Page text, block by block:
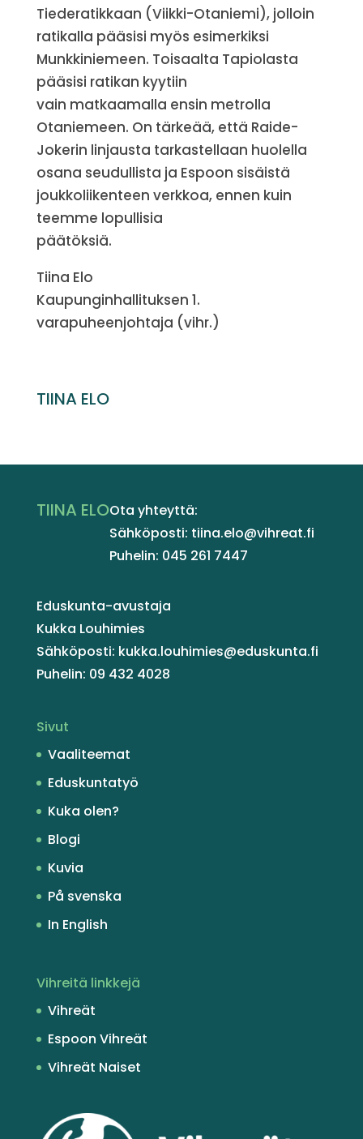
Tiederatikkaan (Viikki-Otaniemi), jolloin
ratikalla pääsisi myös esimerkiksi
Munkkiniemeen. Toisaalta Tapiolasta
pääsisi ratikan kyytiin
vain matkaamalla ensin metrolla
Otaniemeen. On tärkeää, että Raide-
Jokerin linjausta tarkastellaan huolella
osana seudullista ja Espoon sisäistä
joukkoliikenteen verkkoa, ennen kuin
teemme lopullisia
päätöksiä.
Tiina Elo
Kaupunginhallituksen 1.
varapuheenjohtaja (vihr.)
TIINA ELO
TIINA ELOOta yhteyttä:
Sähköposti: tiina.elo@vihreat.fi
Puhelin: 045 261 7447
Eduskunta-avustaja
Kukka Louhimies
Sähköposti: kukka.louhimies@eduskunta.fi
Puhelin: 09 432 4028
Sivut
Vaaliteemat
Eduskuntatyö
Kuka olen?
Blogi
Kuvia
På svenska
In English
Vihreitä linkkejä
Vihreät
Espoon Vihreät
Vihreät Naiset